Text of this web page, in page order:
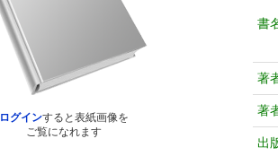
ログインすると表紙画像を
ご覧になれます
書
著
著
出